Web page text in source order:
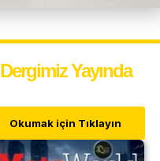
Dergimiz Yayında
Okumak için Tıklayın